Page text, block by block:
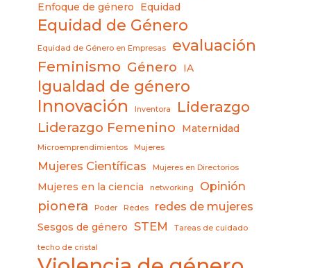
Enfoque de género
Equidad
Equidad de Género
Equidad de Género en Empresas evaluación
Feminismo Género IA
Igualdad de género
Innovación Inventora Liderazgo
Liderazgo Femenino Maternidad
Microemprendimientos Mujeres
Mujeres Científicas Mujeres en Directorios
Mujeres en la ciencia networking Opinión
pionera Poder Redes redes de mujeres
Sesgos de género STEM Tareas de cuidado
techo de cristal